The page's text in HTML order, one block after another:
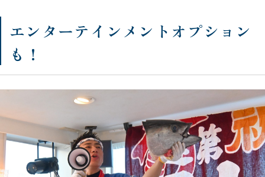
エンターテインメントオプション
も！